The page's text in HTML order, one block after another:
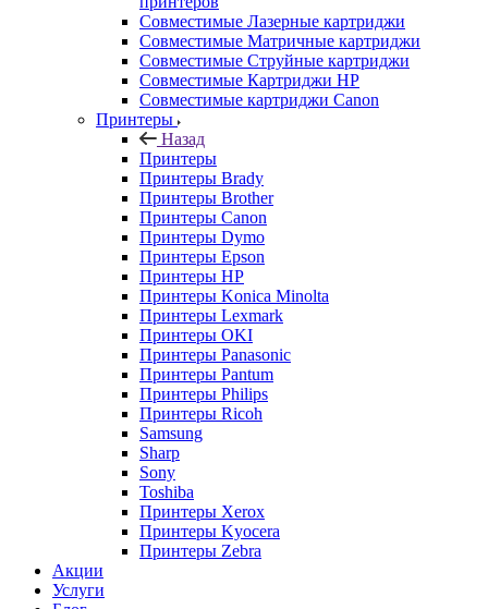
Совместимые Лазерные картриджи
Совместимые Матричные картриджи
Совместимые Струйные картриджи
Совместимые Картриджи HP
Совместимые картриджи Canon
Принтеры
Назад
Принтеры
Принтеры Brady
Принтеры Brother
Принтеры Canon
Принтеры Dymo
Принтеры Epson
Принтеры HP
Принтеры Konica Minolta
Принтеры Lexmark
Принтеры OKI
Принтеры Panasonic
Принтеры Pantum
Принтеры Philips
Принтеры Ricoh
Samsung
Sharp
Sony
Toshiba
Принтеры Xerox
Принтеры Kyocera
Принтеры Zebra
Акции
Услуги